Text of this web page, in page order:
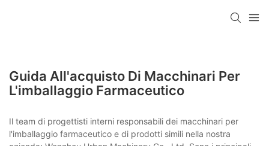
Guida All'acquisto Di Macchinari Per
L'imballaggio Farmaceutico
Il team di progettisti interni responsabili dei macchinari per
l'imballaggio farmaceutico e di prodotti simili nella nostra